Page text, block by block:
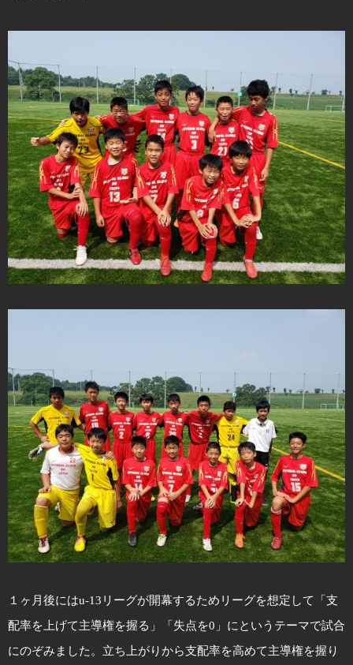
１ヶ月後にはu-13リーグが開幕するためリーグを想定して「支
配率を上げて主導権を握る」「失点を0」にというテーマで試合
にのぞみました。立ち上がりから支配率を高めて主導権を握り